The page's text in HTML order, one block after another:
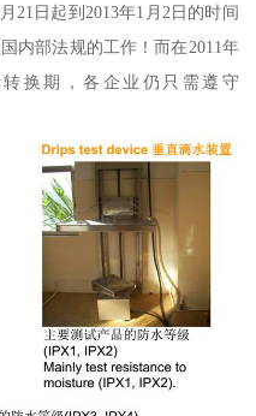
21日起到2013年1月2日的时间
内部法规的工作！而在2011年
换期，各企业仍只需遵守